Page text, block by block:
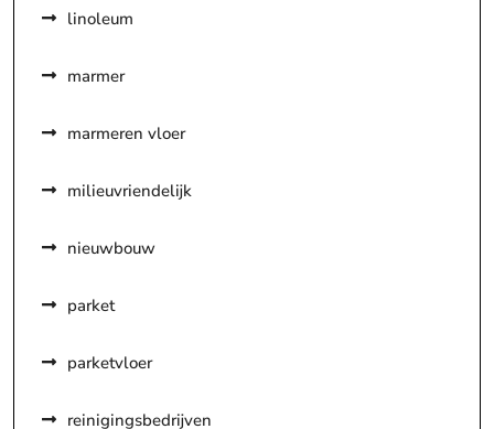
linoleum
marmer
marmeren vloer
milieuvriendelijk
nieuwbouw
parket
parketvloer
reinigingsbedrijven